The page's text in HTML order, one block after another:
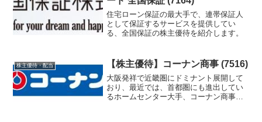
住宅ローン保証の最大手で、連帯保証人
として保証するサービスを提供してい
る、全国保証の株主優待を紹介します。
株主優待・配当 【株主優待】コーナン商事 (7516)
大阪発祥で近畿圏にドミナント展開して
おり、最近では、首都圏にも進出してい
るホームセンター大手、コーナン商事の